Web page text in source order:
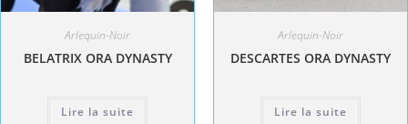
Arlequin-Noir
BELATRIX ORA DYNASTY
Lire la suite
Arlequin-Noir
DESCARTES ORA DYNASTY
Lire la suite